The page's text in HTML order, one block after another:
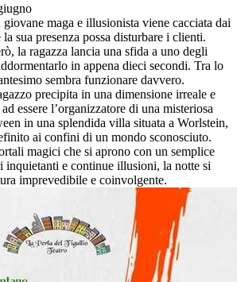
maga e illusionista viene cacciata dai
sua presenza possa disturbare i clienti.
la ragazza lancia una sfida a uno degli
in appena dieci secondi. Tra lo
sembra funzionare davvero.
precipita in una dimensione irreale e
essere l’organizzatore di una misteriosa
in una splendida villa situata a Worlstein,
ai confini di un mondo sconosciuto.
magici che si aprono con un semplice
inquietanti e continue illusioni, la notte si
imprevedibile e coinvolgente.